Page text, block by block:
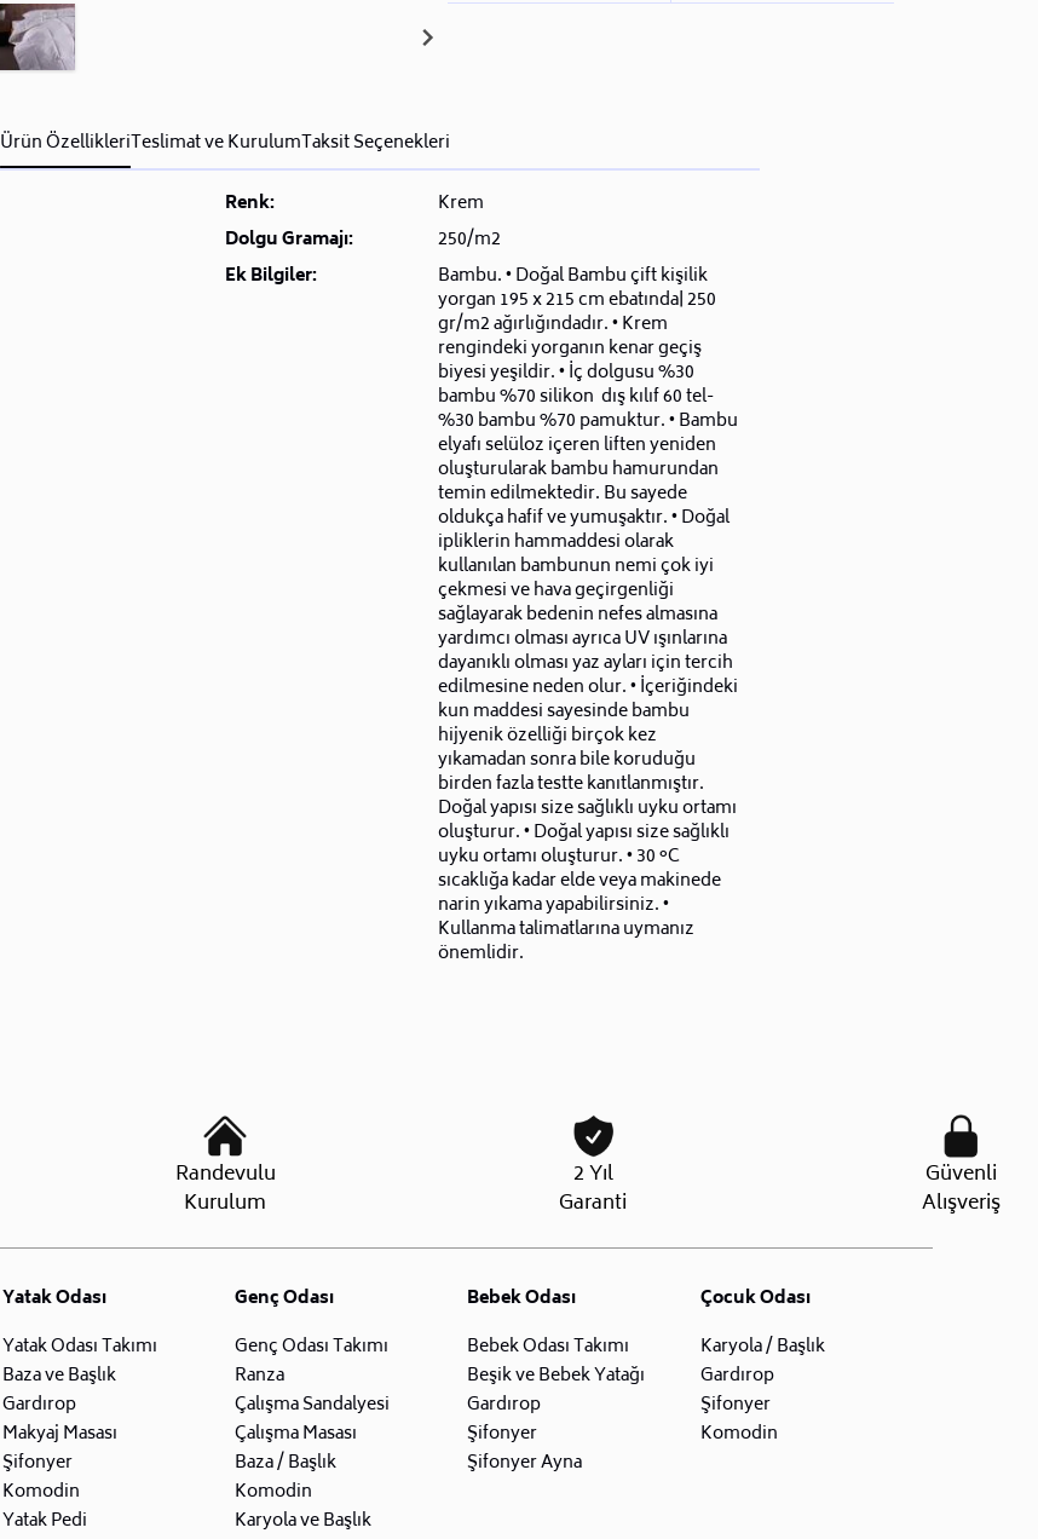
Ürün ÖzellikleriTeslimat ve KurulumTaksit Seçenekleri
Renk:
Krem
Dolgu Gramajı:
250/m2
Ek Bilgiler:
Bambu. • Doğal Bambu çift kişilik
yorgan 195 x 215 cm ebatında| 250
gr/m2 ağırlığındadır. • Krem
rengindeki yorganın kenar geçiş
biyesi yeşildir. • İç dolgusu %30
bambu %70 silikon dış kılıf 60 tel-
%30 bambu %70 pamuktur. • Bambu
elyafı selüloz içeren liften yeniden
oluşturularak bambu hamurundan
temin edilmektedir. Bu sayede
oldukça hafif ve yumuşaktır. • Doğal
ipliklerin hammaddesi olarak
kullanılan bambunun nemi çok iyi
çekmesi ve hava geçirgenliği
sağlayarak bedenin nefes almasına
yardımcı olması ayrıca UV ışınlarına
dayanıklı olması yaz ayları için tercih
edilmesine neden olur. • İçeriğindeki
kun maddesi sayesinde bambu
hijyenik özelliği birçok kez
yıkamadan sonra bile koruduğu
birden fazla testte kanıtlanmıştır.
Doğal yapısı size sağlıklı uyku ortamı
oluşturur. • Doğal yapısı size sağlıklı
uyku ortamı oluşturur. • 30 °C
sıcaklığa kadar elde veya makinede
narin yıkama yapabilirsiniz. •
Kullanma talimatlarına uymanız
önemlidir.
Randevulu
Kurulum
2 Yıl
Garanti
Güvenli
Alışveriş
Yatak Odası
Yatak Odası Takımı
Baza ve Başlık
Gardırop
Makyaj Masası
Şifonyer
Komodin
Yatak Pedi
Genç Odası
Genç Odası Takımı
Ranza
Çalışma Sandalyesi
Çalışma Masası
Baza / Başlık
Komodin
Karyola ve Başlık
Bebek Odası
Bebek Odası Takımı
Beşik ve Bebek Yatağı
Gardırop
Şifonyer
Şifonyer Ayna
Çocuk Odası
Karyola / Başlık
Gardırop
Şifonyer
Komodin